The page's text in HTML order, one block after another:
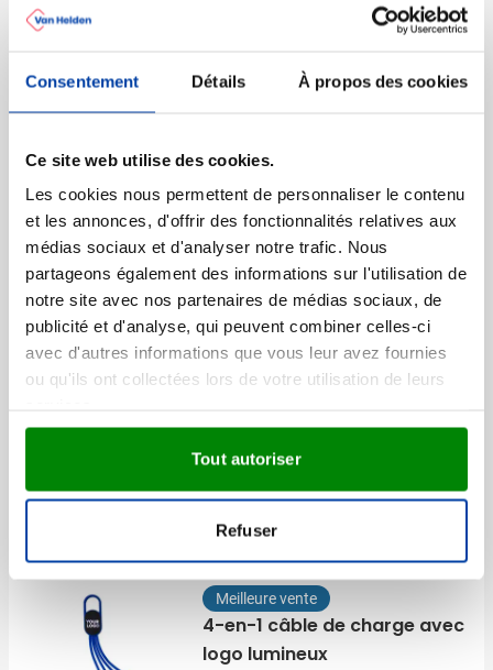
Consentement Détails À propos des cookies
Ce site web utilise des cookies.
Les cookies nous permettent de personnaliser le contenu
et les annonces, d'offrir des fonctionnalités relatives aux
médias sociaux et d'analyser notre trafic. Nous
partageons également des informations sur l'utilisation de
notre site avec nos partenaires de médias sociaux, de
publicité et d'analyse, qui peuvent combiner celles-ci
avec d'autres informations que vous leur avez fournies
ou qu'ils ont collectées lors de votre utilisation de leurs
Tout autoriser
Refuser
Numéro d'article
14762
Dimensions
D'autres ont aussi regardé
001002
Keyfinder FIND ME
Marquage à partir de 1 unités
Livraison à partir de20 août
Visonner
Meilleure vente
4-en-1 câble de charge avec
logo lumineux